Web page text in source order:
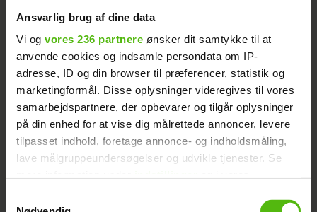
Ansvarlig brug af dine data
Vi og vores 236 partnere ønsker dit samtykke til at
anvende cookies og indsamle persondata om IP-
adresse, ID og din browser til præferencer, statistik og
marketingformål. Disse oplysninger videregives til vores
samarbejdspartnere, der opbevarer og tilgår oplysninger
på din enhed for at vise dig målrettede annoncer, levere
tilpasset indhold, foretage annonce- og indholdsmåling,
lave målgruppeundersøgelser og udvikle tjenester. Se
tilbage eller ændre indstillinger fra vores
Sussi afslører ny yngre
kæreste